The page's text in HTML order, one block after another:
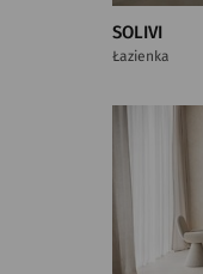
SOLIVI
Łazienka